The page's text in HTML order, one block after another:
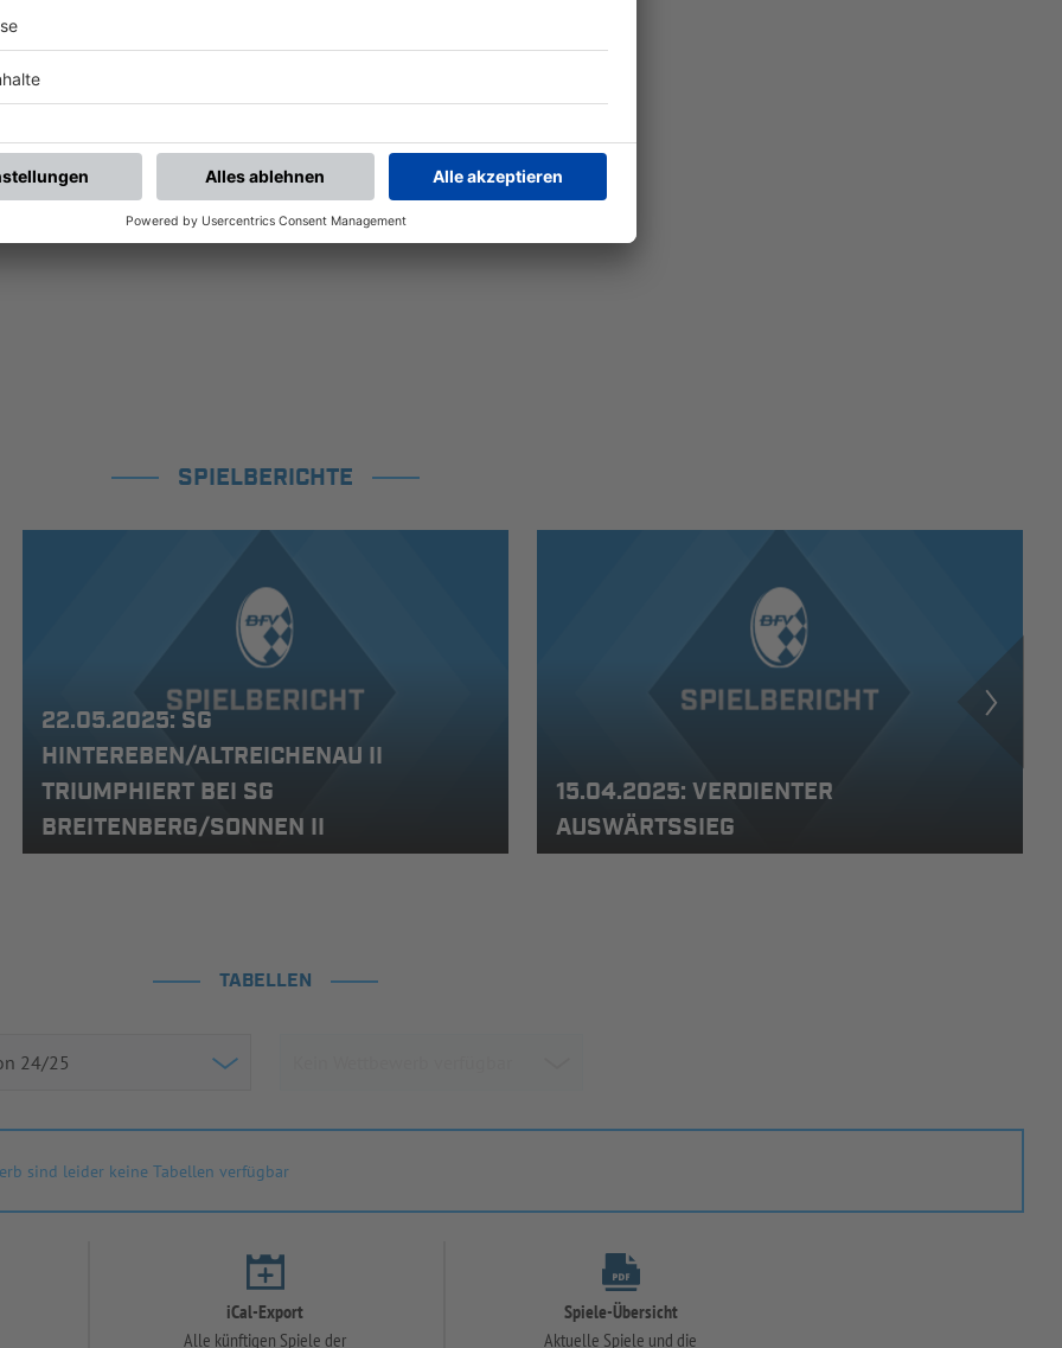
SPIELBERICHTE
22.05.2025: SG
HINTEREBEN/ALTREICHENAU II
TRIUMPHIERT BEI SG
BREITENBERG/SONNEN II
15.04.2025: VERDIENTER
AUSWÄRTSSIEG
TABELLEN
sind leider keine Tabellen verfügbar
iCal-Export
Alle künftigen Spiele der
Spiele-Übersicht
Aktuelle Spiele und die